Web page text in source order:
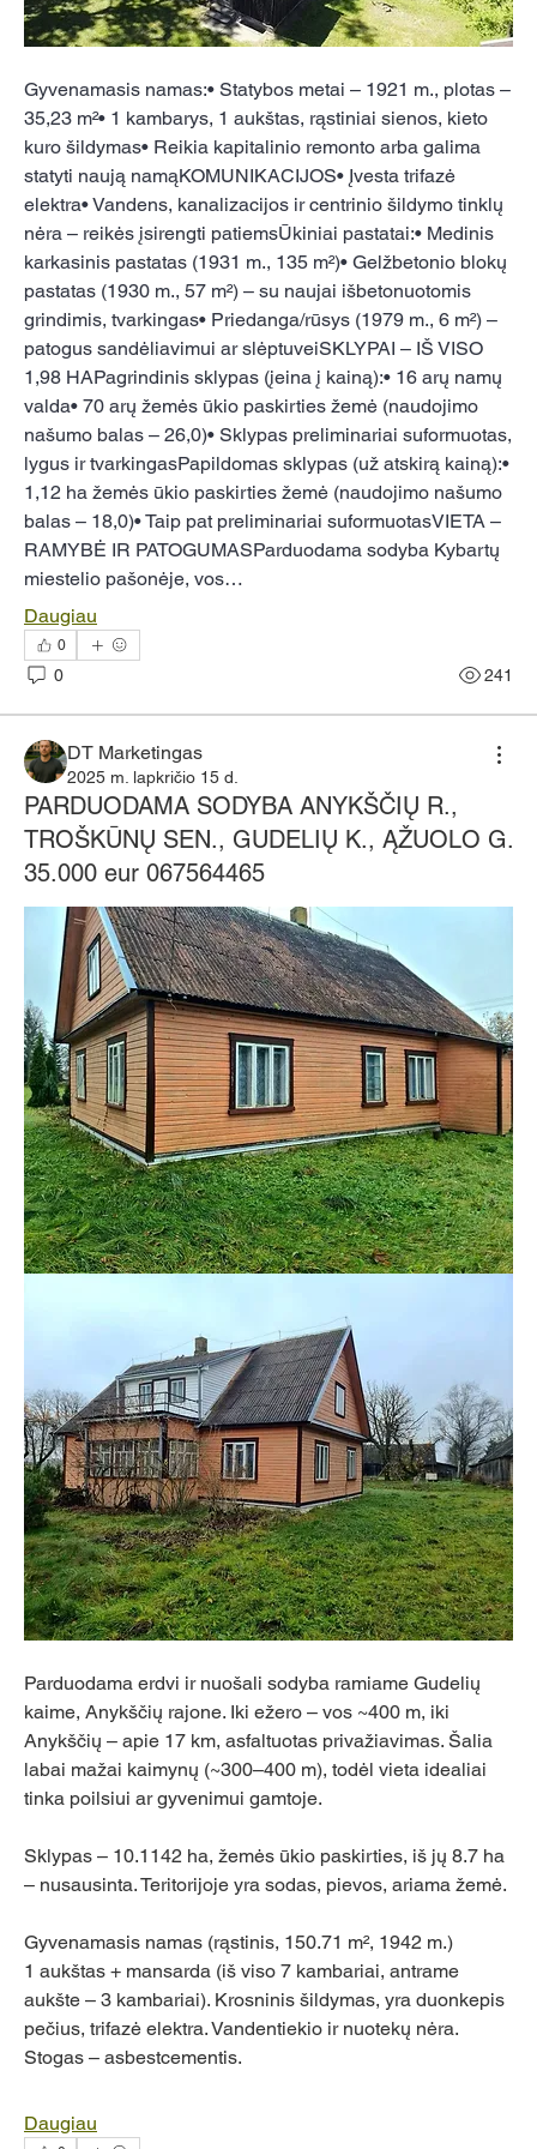
Gyvenamasis namas:• Statybos metai – 1921 m., plotas –
35,23 m²• 1 kambarys, 1 aukštas, rąstiniai sienos, kieto
kuro šildymas• Reikia kapitalinio remonto arba galima
statyti naują namąKOMUNIKACIJOS• Įvesta trifazė
elektra• Vandens, kanalizacijos ir centrinio šildymo tinklų
nėra – reikės įsirengti patiemsŪkiniai pastatai:• Medinis
karkasinis pastatas (1931 m., 135 m²)• Gelžbetonio blokų
pastatas (1930 m., 57 m²) – su naujai išbetonuotomis
grindimis, tvarkingas• Priedanga/rūsys (1979 m., 6 m²) –
patogus sandėliavimui ar slėptuveiSKLYPAI – IŠ VISO
1,98 HAPagrindinis sklypas (įeina į kainą):• 16 arų namų
valda• 70 arų žemės ūkio paskirties žemė (naudojimo
našumo balas – 26,0)• Sklypas preliminariai suformuotas,
lygus ir tvarkingasPapildomas sklypas (už atskirą kainą):•
1,12 ha žemės ūkio paskirties žemė (naudojimo našumo
balas – 18,0)• Taip pat preliminariai suformuotasVIETA –
RAMYBĖ IR PATOGUMASParduodama sodyba Kybartų
miestelio pašonėje, vos…
Daugiau
0
0 241
DT Marketingas
2025 m. lapkričio 15 d.
PARDUODAMA SODYBA ANYKŠČIŲ R.,
TROŠKŪNŲ SEN., GUDELIŲ K., ĄŽUOLO G.
35.000 eur 067564465
Parduodama erdvi ir nuošali sodyba ramiame Gudelių
kaime, Anykščių rajone. Iki ežero – vos ~400 m, iki
Anykščių – apie 17 km, asfaltuotas privažiavimas. Šalia
labai mažai kaimynų (~300–400 m), todėl vieta idealiai
tinka poilsiui ar gyvenimui gamtoje.
Sklypas – 10.1142 ha, žemės ūkio paskirties, iš jų 8.7 ha
– nusausinta. Teritorijoje yra sodas, pievos, ariama žemė.
Gyvenamasis namas (rąstinis, 150.71 m², 1942 m.)
1 aukštas + mansarda (iš viso 7 kambariai, antrame
aukšte – 3 kambariai). Krosninis šildymas, yra duonkepis
pečius, trifazė elektra. Vandentiekio ir nuotekų nėra.
Stogas – asbestcementis.
Daugiau